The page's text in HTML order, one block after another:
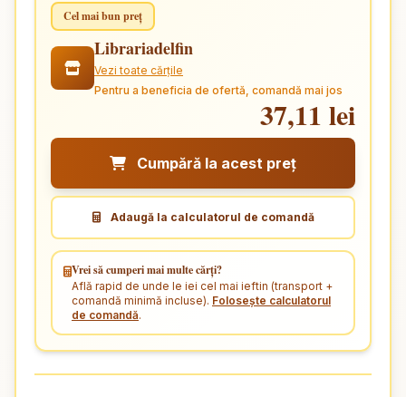
Cel mai bun preț
Librariadelfin
Vezi toate cărțile
Pentru a beneficia de ofertă, comandă mai jos
37,11 lei
Cumpără la acest preț
Adaugă la calculatorul de comandă
Vrei să cumperi mai multe cărți?
Află rapid de unde le iei cel mai ieftin (transport +
comandă minimă incluse). Folosește calculatorul
de comandă.